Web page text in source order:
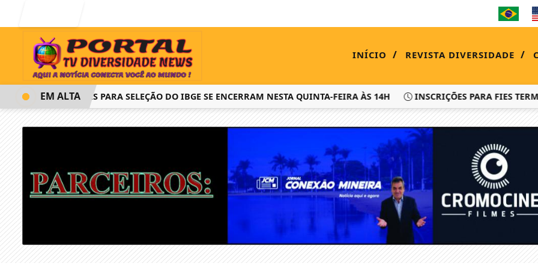
INÍCIO / REVISTA DIVERSIDADE /
INSCRIÇÕES PARA SELEÇÃO DO IBGE SE ENCERRAM NESTA QUINTA-FEIRA ÀS 14H INSCRIÇÕES PARA FIES
EM ALTA